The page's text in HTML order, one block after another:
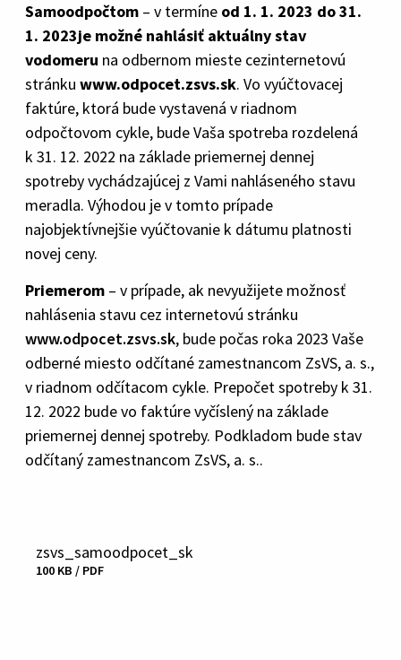
Samoodpočtom – v termíne od 1. 1. 2023 do 31.
1. 2023je možné nahlásiť aktuálny stav
vodomeru na odbernom mieste cezinternetovú
stránku www.odpocet.zsvs.sk. Vo vyúčtovacej
faktúre, ktorá bude vystavená v riadnom
odpočtovom cykle, bude Vaša spotreba rozdelená
k 31. 12. 2022 na základe priemernej dennej
spotreby vychádzajúcej z Vami nahláseného stavu
meradla. Výhodou je v tomto prípade
najobjektívnejšie vyúčtovanie k dátumu platnosti
novej ceny.
Priemerom – v prípade, ak nevyužijete možnosť
nahlásenia stavu cez internetovú stránku
www.odpocet.zsvs.sk, bude počas roka 2023 Vaše
odberné miesto odčítané zamestnancom ZsVS, a. s.,
v riadnom odčítacom cykle. Prepočet spotreby k 31.
12. 2022 bude vo faktúre vyčíslený na základe
priemernej dennej spotreby. Podkladom bude stav
odčítaný zamestnancom ZsVS, a. s..
zsvs_samoodpocet_sk
Veľkosť
a
100 KB / PDF